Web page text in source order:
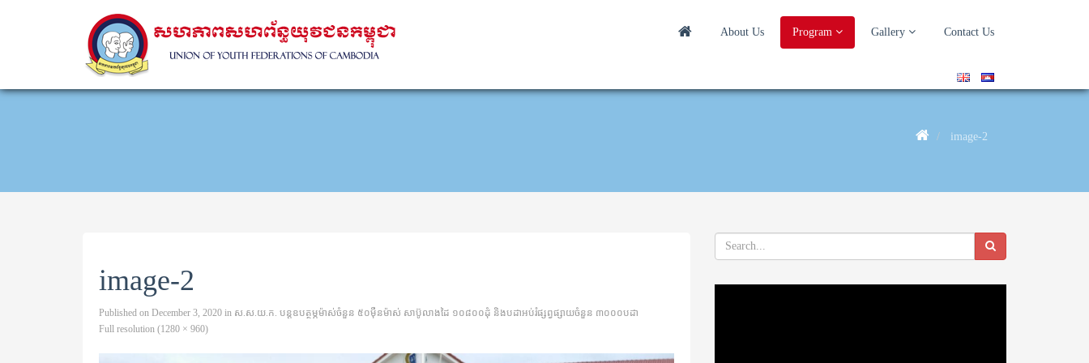
About Us Program Gallery Contact Us
image-2
image-2
Published on December 3, 2020 in ស.ស.យ.ក. បន្តឧបត្ថម្ភម៉ាស់ចំនួន ៥០ម៉ឺនម៉ាស់ សាប៊ូលាងដៃ ១០៨០០ដុំ និង​បដា​អប់រំផ្សព្វ​ផ្សាយ​ចំនួន ៣០០០បដា
Full resolution (1280 × 960)